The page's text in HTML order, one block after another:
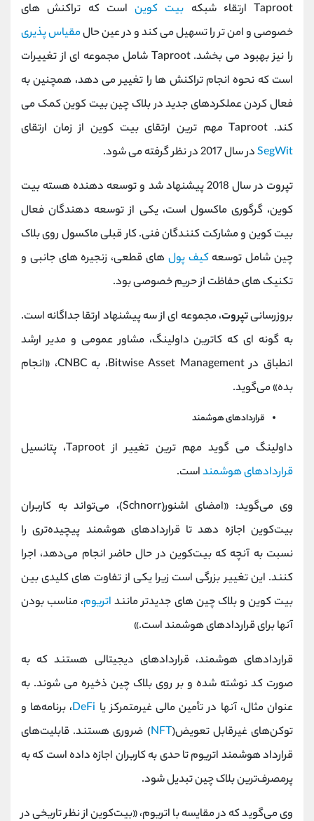
Taproot ارتقاء شبکه بیت کوین است که تراکنش های
خصوصی و امن تر را تسهیل می کند و در عین حالمقیاس پذیری
را نیز بهبود می بخشد. Taproot شامل مجموعه ای از تغییرات
است که نحوه انجام تراکنش ها را تغییر می دهد، همچنین به
فعال کردن عملکردهای جدید در بلاک چین بیت کوین کمک می
کند. Taproot مهم ترین ارتقای بیت کوین از زمان ارتقای
SegWitدر سال 2017 در نظر گرفته می شود.
تپروت در سال 2018 پیشنهاد شد و توسعه دهنده هسته بیت
کوین، گرگوری ماکسول است، یکی از توسعه دهندگان فعال
بیت کوین و مشارکت کنندگان فنی. کار قبلی ماکسول روی بلاک
چین شامل توسعهکیف پول های قطعی، زنجیره های جانبی و
تکنیک های حفاظت از حریم خصوصی بود.
بروزرسانیتپروت، مجموعه ای از سه پیشنهاد ارتقا جداگانه است.
به گونه ای که کاترین داولینگ، مشاور عمومی و مدیر ارشد
انطباق در Bitwise Asset Management، به CNBC، «انجام
بده» می‌گوید.
قراردادهای هوشمند
داولینگ می گوید مهم ترین تغییر از Taproot، پتانسیل
قراردادهای هوشمنداست.
وی می‌گوید: «امضای اشنور(Schnorr)، می‌تواند به کاربران
بیت‌کوین اجازه دهد تا قراردادهای هوشمند پیچیده‌تری را
نسبت به آنچه که بیت‌کوین در حال حاضر انجام می‌دهد، اجرا
کنند. این تغییر بزرگی است زیرا یکی از تفاوت های کلیدی بین
بیت کوین و بلاک چین های جدیدتر مانند اتریوم، مناسب بودن
آنها برای قراردادهای هوشمند است.»
قراردادهای هوشمند، قراردادهای دیجیتالی هستند که به
صورت کد نوشته شده و بر روی بلاک چین ذخیره می شوند. به
عنوان مثال، آنها در تأمین مالی غیرمتمرکز یا DeFi، برنامه‌ها و
توکن‌های غیرقابل تعویض(NFT) ضروری هستند. قابلیت‌های
قرارداد هوشمند اتریوم تا حدی به کاربران اجازه داده است که به
پرمصرف‌ترین بلاک چین تبدیل شود.
وی می‌گوید که در مقایسه با اتریوم، «بیت‌کوین از نظر تاریخی در